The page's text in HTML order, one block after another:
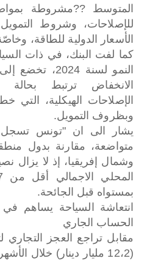
المتوسط ??مشروطة
للإصلاحات، وشروط التمويل
الأسعار الدولية للطاقة،
كما لفت البنك، في ذات
النمو لسنة
الانخفاض ترتبط بحالة
الإصلاحات الهيكلية، التي
وبظروف التمويل.
يشار الى ان "تونس تسجل
متواضعة، مقارنة بدول
وشمال إفريقيا، إذ لا يزال
بمستواه قبل الجائحة.
انتعاشة السياحة يساهم
الحساب الجاري
(12،2 مليار دينار) خلال